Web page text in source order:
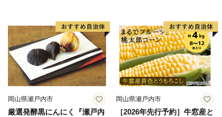
県 高鍋町産 産地直送 有機肥
料使用 高糖度 西森農園
県 高鍋町産 産地直送 有機肥
料使用 高糖度 西森農園
岡山県瀬戸内市
厳選発酵黒にんにく『瀬戸内
岡山県瀬戸内市
［2026年先行予約］牛窓産と